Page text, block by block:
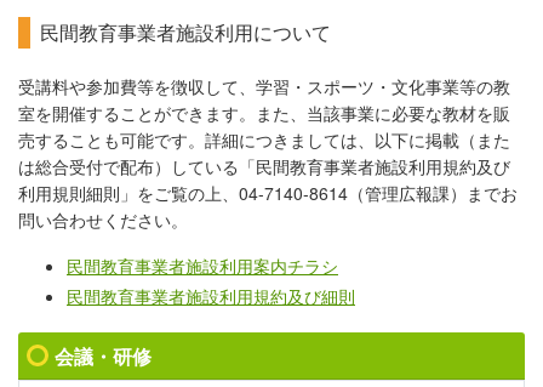
民間教育事業者施設利用について
受講料や参加費等を徴収して、学習・スポーツ・文化事業等の教
室を開催することができます。また、当該事業に必要な教材を販
売することも可能です。詳細につきましては、以下に掲載（また
は総合受付で配布）している「民間教育事業者施設利用規約及び
利用規則細則」をご覧の上、04-7140-8614（管理広報課）までお
問い合わせください。
民間教育事業者施設利用案内チラシ
民間教育事業者施設利用規約及び細則
会議・研修